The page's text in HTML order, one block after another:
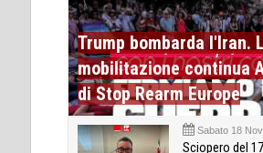
Trump bombarda l'Iran.
mobilitazione continua
di Stop Rearm Europe
Sabato 18
Sciopero del